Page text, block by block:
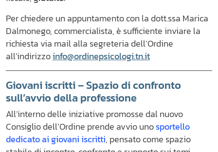
Per chiedere un appuntamento con la dott.ssa Marica
Dalmonego, commercialista, è sufficiente inviare la
richiesta via mail alla segreteria dell’Ordine
all’indirizzoinfo@ordinepsicologi.tn.it
Giovani iscritti – Spazio di confronto
sull’avvio della professione
All’interno delle iniziative promosse dal nuovo
Consiglio dell’Ordine prende avvio unosportello
dedicato ai giovani iscritti, pensato come spazio